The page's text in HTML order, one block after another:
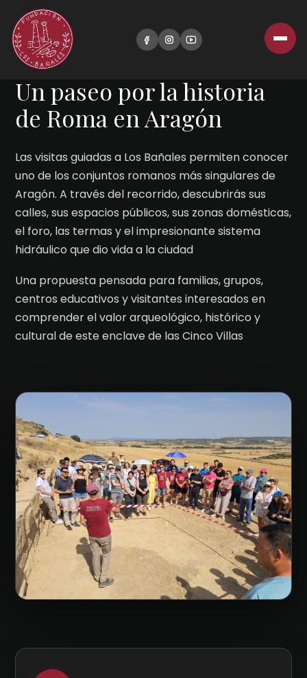
UNA EXPERIENCIA PARA TODOS LOS PÚBLICOS
Un paseo por la historia
de Roma en Aragón
Las visitas guiadas a Los Bañales permiten conocer
uno de los conjuntos romanos más singulares de
Aragón. A través del recorrido, descubrirás sus
calles, sus espacios públicos, sus zonas domésticas,
el foro, las termas y el impresionante sistema
hidráulico que dio vida a la ciudad
Una propuesta pensada para familias, grupos,
centros educativos y visitantes interesados en
comprender el valor arqueológico, histórico y
cultural de este enclave de las Cinco Villas